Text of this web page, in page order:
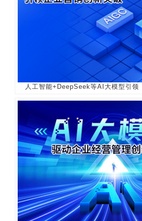
人工智能+DeepSeek等AI大模型引领